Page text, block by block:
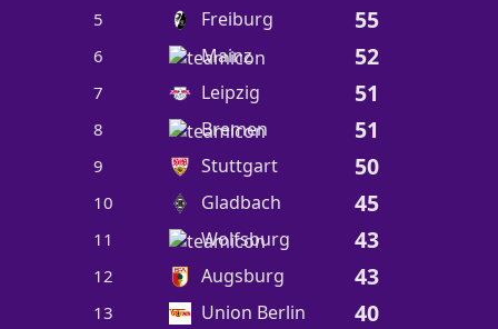
5 Freiburg 55
6 Mainz 52
7 Leipzig 51
8 Bremen 51
9 Stuttgart 50
10 Gladbach 45
11 Wolfsburg 43
12 Augsburg 43
13 Union Berlin 40